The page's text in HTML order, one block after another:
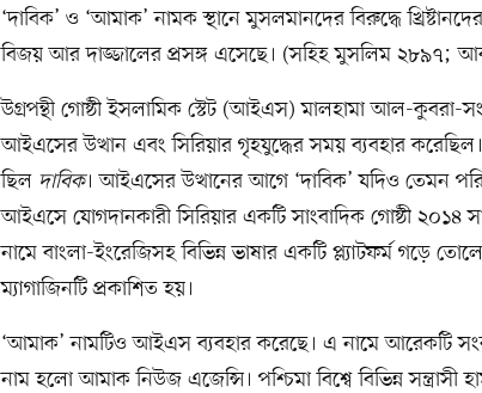
‘দাবিক’ ও ‘আমাক’ নামক স্থানে মুসলমানদের বিরুদ্ধে
বিজয় আর দাজ্জালের প্রসঙ্গ এসেছে। (সহিহ মুসলিম ২৮৯৭;
উগ্রপন্থী গোষ্ঠী ইসলামিক স্টেট (আইএস) মালহামা আল-কুবরা-
আইএসের উত্থান এবং সিরিয়ার গৃহযুদ্ধের সময় ব্যবহার
ছিল দাবিক। আইএসের উত্থানের আগে ‘দাবিক’ যদিও তেমন
আইএসে যোগদানকারী সিরিয়ার একটি সাংবাদিক গোষ্ঠী ২০১৪
নামে বাংলা-ইংরেজিসহ বিভিন্ন ভাষার একটি প্ল্যাটফর্ম গড়ে
ম্যাগাজিনটি প্রকাশিত হয়।
‘আমাক’ নামটিও আইএস ব্যবহার করেছে। এ নামে আরেকটি
নাম হলো আমাক নিউজ এজেন্সি। পশ্চিমা বিশ্বে বিভিন্ন সন্ত্রাসী